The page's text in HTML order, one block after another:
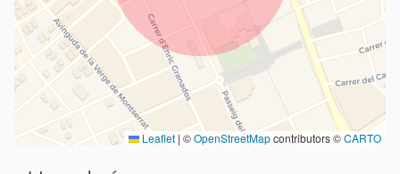
Leaflet | ©OpenStreetMapcontributors ©CARTO